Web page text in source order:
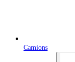
Camions